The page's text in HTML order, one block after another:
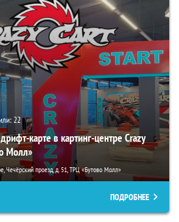
22
карте в картинг-центре Crazy
Молл»
Чечёрский проезд, д. 51, ТРЦ «Бутово Молл»
ПОДРОБНЕЕ